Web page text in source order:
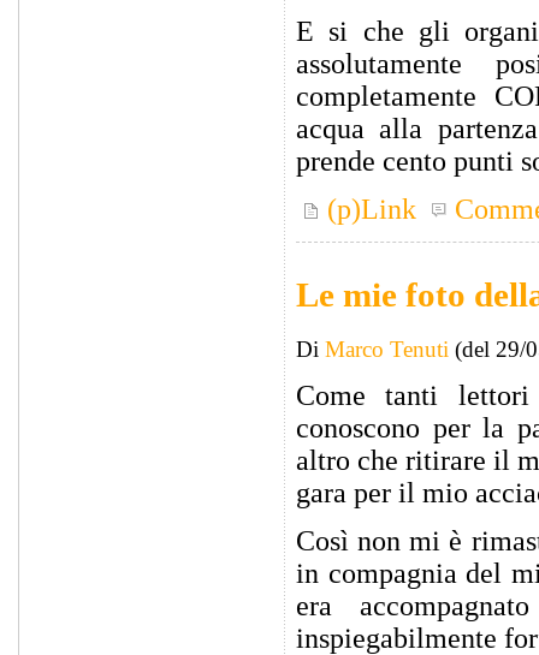
E si che gli
assolutamente
completamente
acqua alla
prende cento punti
(p)Link
Le mie foto
Di Marco Tenuti (del 29/
Come tanti
conoscono per la
altro che ritirare il
gara per il mio
Così non mi è
in compagnia del
era
inspiegabilmente